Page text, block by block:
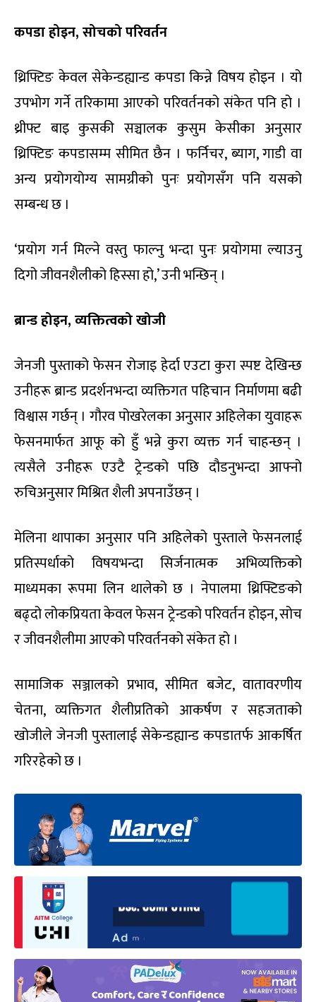
कपडा होइन, सोचको परिवर्तन
थ्रिफ्टिङ केवल सेकेन्डह्यान्ड कपडा किन्ने विषय होइन । यो
उपभोग गर्ने तरिकामा आएको परिवर्तनको संकेत पनि हो ।
थ्रीफ्ट बाइ कुसकी सञ्चालक कुसुम केसीका अनुसार
थ्रिफ्टिङ कपडासम्म सीमित छैन । फर्निचर, ब्याग, गाडी वा
अन्य प्रयोगयोग्य सामग्रीको पुनः प्रयोगसँग पनि यसको
सम्बन्ध छ ।
‘प्रयोग गर्न मिल्ने वस्तु फाल्नु भन्दा पुनः प्रयोगमा ल्याउनु
दिगो जीवनशैलीको हिस्सा हो,’ उनी भन्छिन् ।
ब्रान्ड होइन, व्यक्तित्वको खोजी
जेनजी पुस्ताको फेसन रोजाइ हेर्दा एउटा कुरा स्पष्ट देखिन्छ
उनीहरू ब्रान्ड प्रदर्शनभन्दा व्यक्तिगत पहिचान निर्माणमा बढी
विश्वास गर्छन् । गौरव पोखरेलका अनुसार अहिलेका युवाहरू
फेसनमार्फत आफू को हुँ भन्ने कुरा व्यक्त गर्न चाहन्छन् ।
त्यसैले उनीहरू एउटै ट्रेन्डको पछि दौडनुभन्दा आफ्नो
रुचिअनुसार मिश्रित शैली अपनाउँछन् ।
मेलिना थापाका अनुसार पनि अहिलेको पुस्ताले फेसनलाई
प्रतिस्पर्धाको विषयभन्दा सिर्जनात्मक अभिव्यक्तिको
माध्यमका रूपमा लिन थालेको छ । नेपालमा थ्रिफ्टिङको
बढ्दो लोकप्रियता केवल फेसन ट्रेन्डको परिवर्तन होइन, सोच
र जीवनशैलीमा आएको परिवर्तनको संकेत हो ।
सामाजिक सञ्जालको प्रभाव, सीमित बजेट, वातावरणीय
चेतना, व्यक्तिगत शैलीप्रतिको आकर्षण र सहजताको
खोजीले जेनजी पुस्तालाई सेकेन्डह्यान्ड कपडातर्फ आकर्षित
गरिरहेको छ ।